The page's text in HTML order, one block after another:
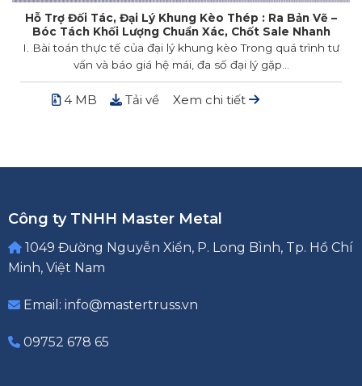
Hỗ Trợ Đối Tác, Đại Lý Khung Kèo Thép : Ra Bản Vẽ –
Bóc Tách Khối Lượng Chuẩn Xác, Chốt Sale Nhanh
I. Bài toán thực tế của đại lý khung kèo Trong quá trình tư
vấn và báo giá hệ mái, đa số đại lý gặp...
4 MB Tải về Xem chi tiết
Công ty TNHH Master Metal
1049 Đường Nguyễn Xiển, P. Long Bình, Tp. Hồ Chí
Minh, Việt Nam
Email: info@mastertruss.vn
09752 678 65